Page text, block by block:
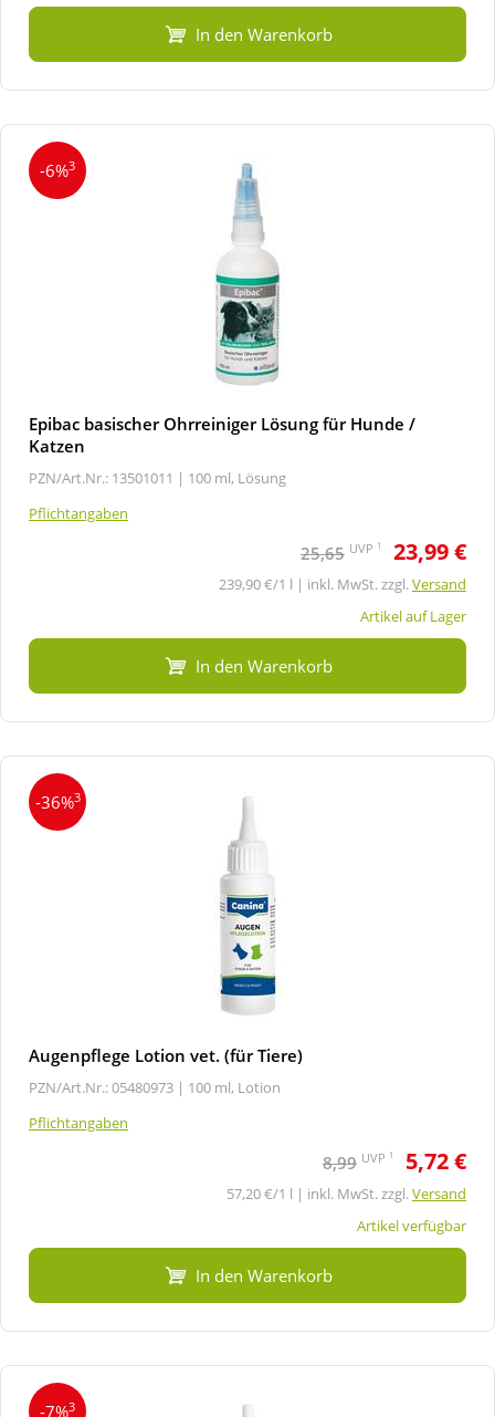
In den Warenkorb
-6%3
Epibac basischer Ohrreiniger Lösung für Hunde /
Katzen
PZN/Art.Nr.: 13501011 | 100 ml, Lösung
Pflichtangaben
25,65 UVP 1 23,99 €
239,90 €/1 l | inkl. MwSt. zzgl.Versand
Artikel auf Lager
In den Warenkorb
-36%3
Augenpflege Lotion vet. (für Tiere)
PZN/Art.Nr.: 05480973 | 100 ml, Lotion
Pflichtangaben
8,99 UVP 1 5,72 €
57,20 €/1 l | inkl. MwSt. zzgl.Versand
Artikel verfügbar
In den Warenkorb
-7%3